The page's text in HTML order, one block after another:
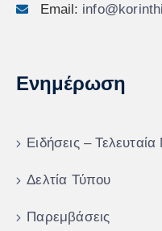
Email:
Ενημέρωση
Ειδήσεις –
Δελτία Τύπου
Παρεμβάσεις